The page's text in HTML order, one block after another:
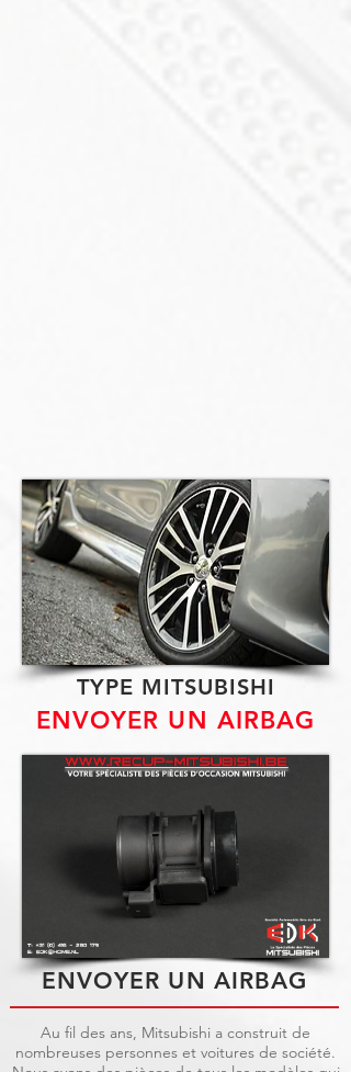
TYPE MITSUBISHI
ENVOYER UN AIRBAG
ENVOYER UN AIRBAG
Au fil des ans, Mitsubishi a construit de
nombreuses personnes et voitures de société.